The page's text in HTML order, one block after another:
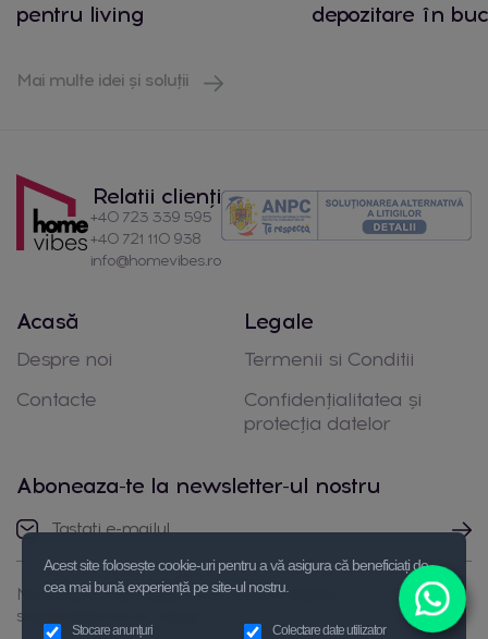
pentru living
depozitare în
Mai multe idei și soluții
Relatii clienți
+40 723 339 595
+40 721 110 938
info@homevibes.ro
Acasă
Despre noi
Contacte
Legale
Termenii si Conditii
Confidențialitatea și
protecția datelor
Aboneaza-te la newsletter-ul nostru
Nu ezitați să luați legătura cu noi prin telefon
sau trimiteți-ne un mesaj
Acest site folosește cookie-uri pentru a vă asigura că beneficiați de
cea mai bună experiență pe site-ul nostru.
Stocare anunțuri Colectare date utilizator